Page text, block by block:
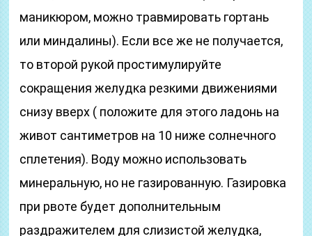
маникюром, можно травмировать гортань
или миндалины). Если все же не получается,
то второй рукой простимулируйте
сокращения желудка резкими движениями
снизу вверх ( положите для этого ладонь на
живот сантиметров на 10 ниже солнечного
сплетения). Воду можно использовать
минеральную, но не газированную. Газировка
при рвоте будет дополнительным
раздражителем для слизистой желудка,